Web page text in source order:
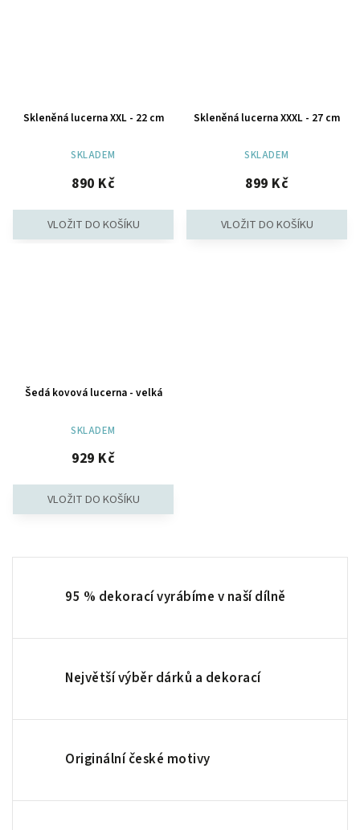
Skleněná lucerna XXL - 22 cm
SKLADEM
890 Kč
Skleněná lucerna XXXL - 27 cm
SKLADEM
899 Kč
Šedá kovová lucerna - velká
SKLADEM
929 Kč
95 % dekorací vyrábíme v naší dílně
Největší výběr dárků a dekorací
Originální české motivy